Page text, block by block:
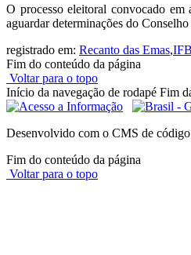
O processo eleitoral convocado em
aguardar determinações do
registrado em: Recanto das Emas,
Fim do conteúdo da página
Voltar para o topo
Início da navegação de rodapé Fim
Desenvolvido com o CMS de
Fim do conteúdo da página
Voltar para o topo